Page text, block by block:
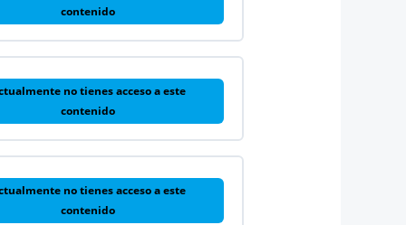
contenido
no tienes acceso a este
contenido
no tienes acceso a este
contenido